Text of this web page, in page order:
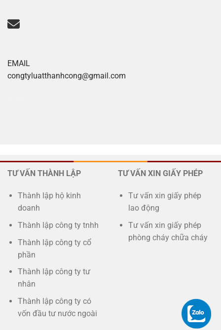
EMAIL
congtyluatthanhcong@gmail.com
TƯ VẤN THÀNH LẬP
Thành lập hộ kinh
doanh
Thành lập công ty tnhh
Thành lập công ty cổ
phần
Thành lập công ty tư
nhân
Thành lập công ty có
vốn đầu tư nước ngoài
TƯ VẤN XIN GIẤY PHÉP
Tư vấn xin giấy phép
lao động
Tư vấn xin giấy phép
phòng cháy chữa cháy